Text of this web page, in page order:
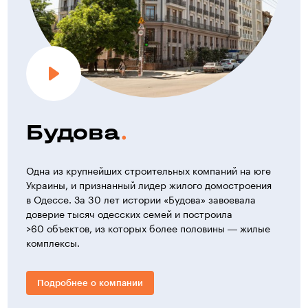
Оконный профиль — трехкамерный КБЕ серии «Balance».
Монтажная ширина — 70мм. Было также выполнено
тонированные стекол.
Входные двери в квартиры — бронированные,
утепленные, звукоизолированные.
Также важно отметить, что при проектировании жилого
комплекса, были внедрены мероприятия
характеристик здания:
стеклопакетами;
— Установленные дополнительные шумоглушители
на всасывающем и напорном воздуховодах;
— Вентиляторы установлены на специальные
вибропоглащающие основания;
— Система автономного теплоснабжения реализована
по технологии «плавающий пол».
Места общего пользования:
— Полы — уложена керамическая плитка.
Будова
Одна из крупнейших строительных компаний на юге
Украины, и признанный лидер жилого домостроения
в Одессе. За 30 лет истории «Будова» завоевала
доверие тысяч одесских семей и построила
>60 объектов, из которых более половины — жилые
комплексы.
Подробнее о компании